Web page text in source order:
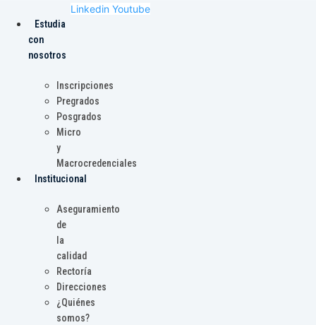
Linkedin Youtube
Estudia
con
nosotros
Inscripciones
Pregrados
Posgrados
Micro
y
Macrocredenciales
Institucional
Aseguramiento
de
la
calidad
Rectoría
Direcciones
¿Quiénes
somos?